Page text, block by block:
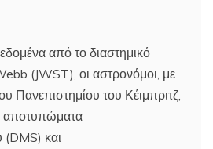
από το διαστημικό
(JWST), οι αστρονόμοι, με
Πανεπιστημίου του Κέιμπριτζ,
αποτυπώματα
(DMS) και